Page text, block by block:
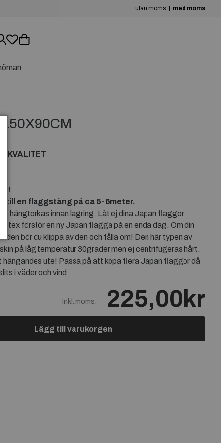
utan moms med moms
150X90CM
KVALITET
till en flaggstång på ca 5-6meter.
hängtorkas innan lagring. Låt ej dina Japan flaggor
tex förstör en ny Japan flagga på en enda dag. Om din
bör du klippa av den och fålla om! Den här typen av
på låg temperatur 30grader men ej centrifugeras hårt.
hängandes ute! Passa på att köpa flera Japan flaggor då
i väder och vind
Inkl. moms: 225,00kr
Lägg till varukorgen